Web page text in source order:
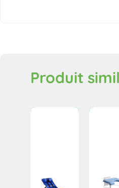
Produit